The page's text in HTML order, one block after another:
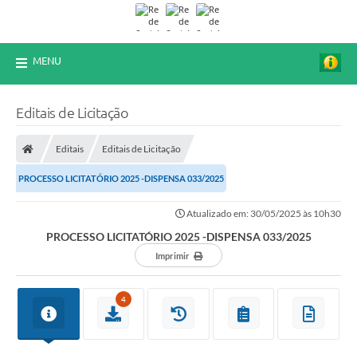
MENU
Editais de Licitação
Editais Editais de Licitação
PROCESSO LICITATÓRIO 2025 -DISPENSA 033/2025
Atualizado em: 30/05/2025 às 10h30
PROCESSO LICITATÓRIO 2025 -DISPENSA 033/2025
Imprimir
4